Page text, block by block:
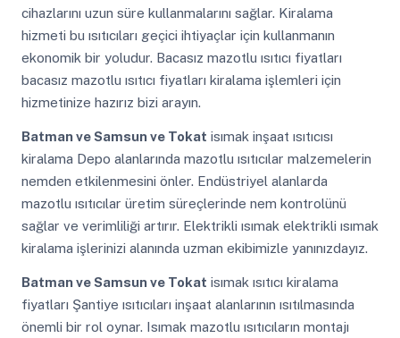
cihazlarını uzun süre kullanmalarını sağlar. Kiralama
hizmeti bu ısıtıcıları geçici ihtiyaçlar için kullanmanın
ekonomik bir yoludur. Bacasız mazotlu ısıtıcı fiyatları
bacasız mazotlu ısıtıcı fiyatları kiralama işlemleri için
hizmetinize hazırız bizi arayın.
Batman ve Samsun ve Tokat isımak inşaat ısıtıcısı
kiralama Depo alanlarında mazotlu ısıtıcılar malzemelerin
nemden etkilenmesini önler. Endüstriyel alanlarda
mazotlu ısıtıcılar üretim süreçlerinde nem kontrolünü
sağlar ve verimliliği artırır. Elektrikli ısımak elektrikli ısımak
kiralama işlerinizi alanında uzman ekibimizle yanınızdayız.
Batman ve Samsun ve Tokat isımak ısıtıcı kiralama
fiyatları Şantiye ısıtıcıları inşaat alanlarının ısıtılmasında
önemli bir rol oynar. Isımak mazotlu ısıtıcıların montajı